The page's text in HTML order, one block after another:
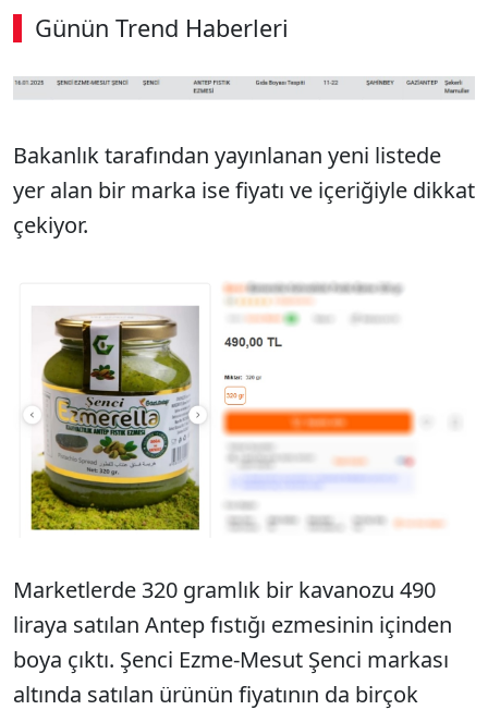
Günün Trend Haberleri
SÖZCÜ SON DAKİKA
Bakanlık tarafından yayınlanan yeni listede
yer alan bir marka ise fiyatı ve içeriğiyle dikkat
çekiyor.
Marketlerde 320 gramlık bir kavanozu 490
liraya satılan Antep fıstığı ezmesinin içinden
boya çıktı. Şenci Ezme-Mesut Şenci markası
altında satılan ürünün fiyatının da birçok